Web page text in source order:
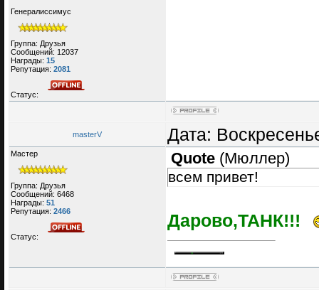
Генералиссимус
Группа: Друзья
Сообщений: 12037
Награды: 15
Репутация: 2081
Статус:
masterV Дата:
Мастер
Группа: Друзья
Сообщений: 6468
Награды: 51
Репутация: 2466
Статус:
Quote (Мюллер)
всем привет!
Дарово,ТАНК!!!